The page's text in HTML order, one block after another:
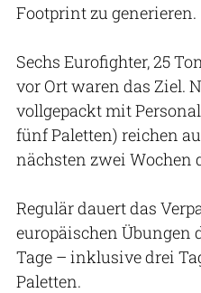
Footprint zu generieren.
Sechs Eurofighter, 25
vor Ort waren das Ziel.
vollgepackt mit
fünf Paletten) reichen
nächsten zwei Wochen
Regulär dauert das
europäischen Übungen
Tage – inklusive drei
Paletten.